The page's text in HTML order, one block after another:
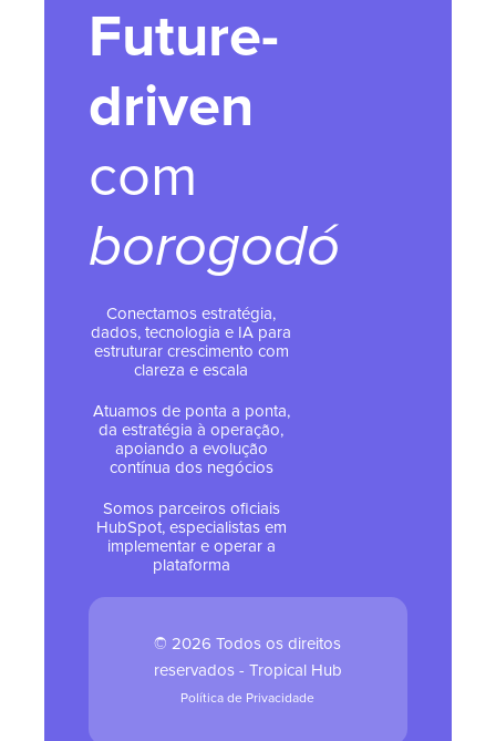
Future-
driven
com
borogodó
Conectamos estratégia,
dados, tecnologia e IA para
estruturar crescimento com
clareza e escala
Atuamos de ponta a ponta,
da estratégia à operação,
apoiando a evolução
contínua dos negócios
Somos parceiros oficiais
HubSpot, especialistas em
implementar e operar a
plataforma
© 2026 Todos os direitos
reservados - Tropical Hub
Política de Privacidade